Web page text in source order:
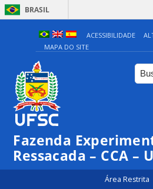
BRASIL
ACESSIBILIDADE
MAPA DO SITE
Fazenda
Ressacada – CCA –
Área Restrita